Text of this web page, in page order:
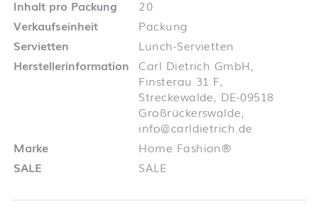
Inhalt pro Packung
20
Verkaufseinheit
Packung
Servietten
Lunch-Servietten
Herstellerinformation
Carl Dietrich GmbH,
Finsterau 31 F,
Streckewalde, DE-09518
Großrückerswalde,
info@carldietrich.de
Marke
Home Fashion®
SALE
SALE